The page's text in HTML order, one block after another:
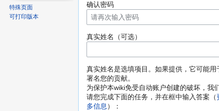
确认密码
真实姓名（可选）
真实姓名是选填项目。如果提供，它可能用
署名您的贡献。
为保护本wiki免受自动账户创建的破坏，我
请您完成下面的任务，并在框中输入答案（
多信息）：
特殊页面
可打印版本